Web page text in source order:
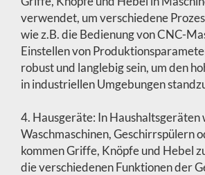
verwendet, um verschiedene
wie z.B. die Bedienung von CNC-
Einstellen von
robust und langlebig sein, um den
in industriellen Umgebungen
4. Hausgeräte: In Haushaltsgeräten
Waschmaschinen, Geschirrspülern
kommen Griffe, Knöpfe und Hebel
die verschiedenen Funktionen der